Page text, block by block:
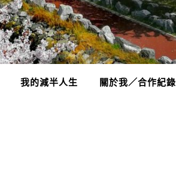
我的減半人生 關於我／合作紀錄